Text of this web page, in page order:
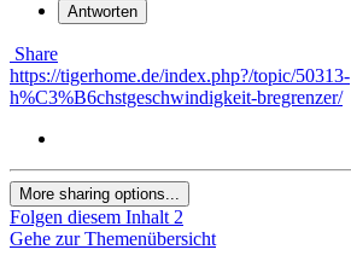
Antworten
Share
https://tigerhome.de/index.php?/topic/50313-
h%C3%B6chstgeschwindigkeit-bregrenzer/
More sharing options...
Folgen diesem Inhalt 2
Gehe zur Themenübersicht